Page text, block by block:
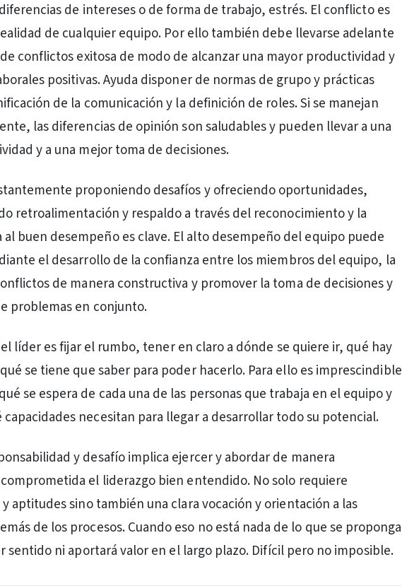
de intereses o de forma de trabajo, estrés. El conflicto es
de cualquier equipo. Por ello también debe llevarse adelante
conflictos exitosa de modo de alcanzar una mayor productividad y
positivas. Ayuda disponer de normas de grupo y prácticas
de la comunicación y la definición de roles. Si se manejan
las diferencias de opinión son saludables y pueden llevar a una
y a una mejor toma de decisiones.
proponiendo desafíos y ofreciendo oportunidades,
retroalimentación y respaldo a través del reconocimiento y la
al buen desempeño es clave. El alto desempeño del equipo puede
el desarrollo de la confianza entre los miembros del equipo, la
de manera constructiva y promover la toma de decisiones y
problemas en conjunto.
líder es fijar el rumbo, tener en claro a dónde se quiere ir, qué hay
se tiene que saber para poder hacerlo. Para ello es imprescindible
se espera de cada una de las personas que trabaja en el equipo y
necesitan para llegar a desarrollar todo su potencial.
y desafío implica ejercer y abordar de manera
el liderazgo bien entendido. No solo requiere
aptitudes sino también una clara vocación y orientación a las
de los procesos. Cuando eso no está nada de lo que se proponga
sentido ni aportará valor en el largo plazo. Difícil pero no imposible.